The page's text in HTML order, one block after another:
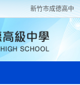
新竹巿成德高中